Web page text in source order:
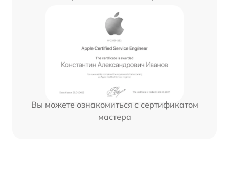
Вы можете ознакомиться с сертификатом
мастера